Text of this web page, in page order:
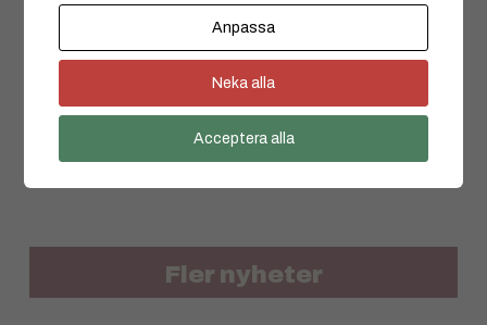
Borago firar 40 år
4 JUL -2024
Fler nyheter
Anpassa
Neka alla
Acceptera alla